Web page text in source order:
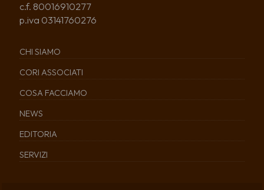
c.f. 80016910277
p.iva 03141760276
CHI SIAMO
CORI ASSOCIATI
COSA FACCIAMO
NEWS
EDITORIA
SERVIZI